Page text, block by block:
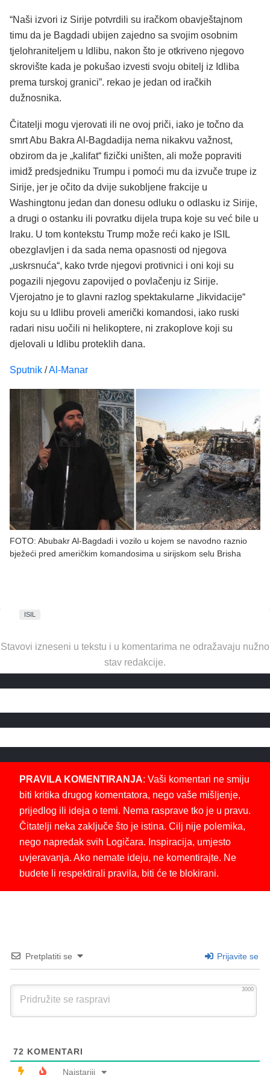
“Naši izvori iz Sirije potvrdili su iračkom obavještajnom
timu da je Bagdadi ubijen zajedno sa svojim osobnim
tjelohraniteljem u Idlibu, nakon što je otkriveno njegovo
skrovište kada je pokušao izvesti svoju obitelj iz Idliba
prema turskoj granici”. rekao je jedan od iračkih
dužnosnika.
Čitatelji mogu vjerovati ili ne ovoj priči, iako je točno da
smrt Abu Bakra Al-Bagdadija nema nikakvu važnost,
obzirom da je „kalifat“ fizički uništen, ali može popraviti
imidž predsjedniku Trumpu i pomoći mu da izvuče trupe iz
Sirije, jer je očito da dvije sukobljene frakcije u
Washingtonu jedan dan donesu odluku o odlasku iz Sirije,
a drugi o ostanku ili povratku dijela trupa koje su već bile u
Iraku. U tom kontekstu Trump može reći kako je ISIL
obezglavljen i da sada nema opasnosti od njegova
„uskrsnuća“, kako tvrde njegovi protivnici i oni koji su
pogazili njegovu zapovijed o povlačenju iz Sirije.
Vjerojatno je to glavni razlog spektakularne „likvidacije“
koju su u Idlibu proveli američki komandosi, iako ruski
radari nisu uočili ni helikoptere, ni zrakoplove koji su
djelovali u Idlibu proteklih dana.
Sputnik /Al-Manar
FOTO: Abubakr Al-Bagdadi i vozilo u kojem se navodno raznio
bježeći pred američkim komandosima u sirijskom selu Brisha
ISIL
Stavovi izneseni u tekstu i u komentarima ne odražavaju nužno
stav redakcije.
PRAVILA KOMENTIRANJA: Vaši komentari ne smiju
biti kritika drugog komentatora, nego vaše mišljenje,
prijedlog ili ideja o temi. Nema rasprave tko je u pravu.
Čitatelji neka zaključe što je istina. Cilj nije polemika,
nego napredak svih Logičara. Inspiracija, umjesto
uvjeravanja. Ako nemate ideju, ne komentirajte. Ne
budete li respektirali pravila, biti će te blokirani.
Pretplatiti se Prijavite se
3000
72 KOMENTARI
Najstariji